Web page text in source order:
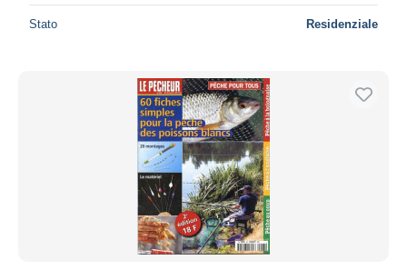
Stato Residenziale